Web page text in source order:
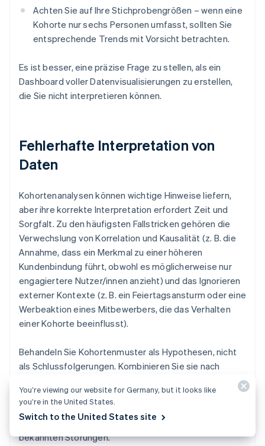
Achten Sie auf Ihre Stichprobengrößen – wenn eine
Kohorte nur sechs Personen umfasst, sollten Sie
entsprechende Trends mit Vorsicht betrachten.
Es ist besser, eine präzise Frage zu stellen, als ein
Dashboard voller Datenvisualisierungen zu erstellen,
die Sie nicht interpretieren können.
Fehlerhafte Interpretation von
Daten
Kohortenanalysen können wichtige Hinweise liefern,
aber ihre korrekte Interpretation erfordert Zeit und
Sorgfalt. Zu den häufigsten Fallstricken gehören die
Verwechslung von Korrelation und Kausalität (z. B. die
Annahme, dass ein Merkmal zu einer höheren
Kundenbindung führt, obwohl es möglicherweise nur
engagiertere Nutzer/innen anzieht) und das Ignorieren
externer Kontexte (z. B. ein Feiertagsansturm oder eine
Werbeaktion eines Mitbewerbers, die das Verhalten
einer Kohorte beeinflusst).
Behandeln Sie Kohortenmuster als Hypothesen, nicht
als Schlussfolgerungen. Kombinieren Sie sie nach
Tests. Betrachten Sie Kohorten immer im Kontext:
Markieren Sie Ihre Diagramme mit
Produkteinführungen, Kampagnenterminen und
bekannten Störungen.
You’re viewing our website for Germany, but it looks like
you’re in the United States.
Switch to the United States site